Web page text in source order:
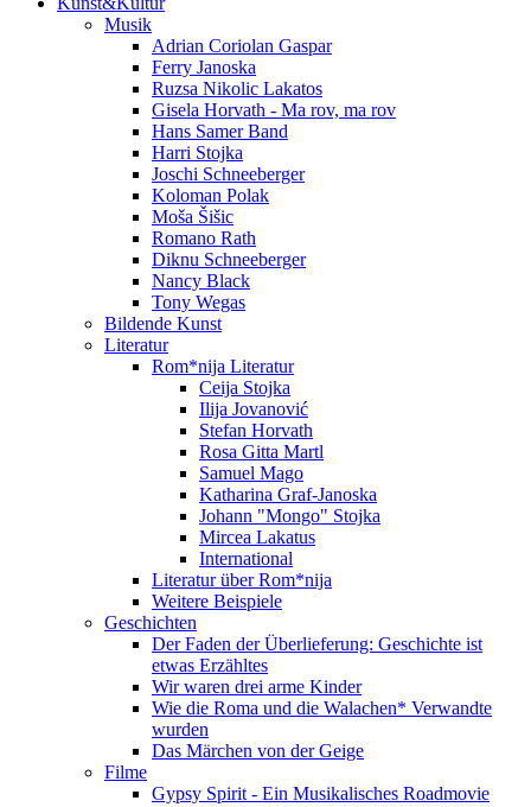
Musik
Adrian Coriolan Gaspar
Ferry Janoska
Ruzsa Nikolic Lakatos
Gisela Horvath - Ma rov, ma rov
Hans Samer Band
Harri Stojka
Joschi Schneeberger
Koloman Polak
Moša Šišic
Romano Rath
Diknu Schneeberger
Nancy Black
Tony Wegas
Bildende Kunst
Literatur
Rom*nija Literatur
Ceija Stojka
Ilija Jovanović
Stefan Horvath
Rosa Gitta Martl
Samuel Mago
Katharina Graf-Janoska
Johann "Mongo" Stojka
Mircea Lakatus
International
Literatur über Rom*nija
Weitere Beispiele
Geschichten
Der Faden der Überlieferung: Geschichte ist
etwas Erzähltes
Wir waren drei arme Kinder
Wie die Roma und die Walachen* Verwandte
wurden
Das Märchen von der Geige
Filme
Gypsy Spirit - Ein Musikalisches Roadmovie